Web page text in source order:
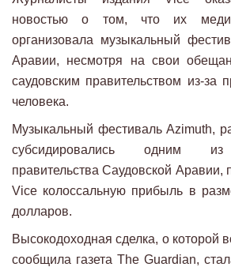
новостью о том, что их
организовала музыкальный
Аравии, несмотря на свои
саудовским правительством из-за
человека.
Музыкальный фестиваль Azimuth,
субсидировались одним из
правительства Саудовской Аравии,
Vice колоссальную прибыль в
долларов.
Высокодоходная сделка, о которой
сообщила газета The Guardian,